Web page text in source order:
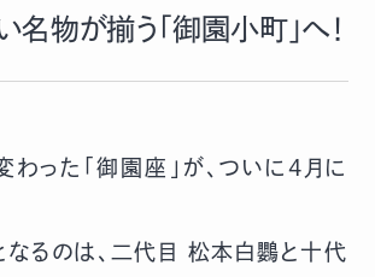
名物が揃う「御園小町」へ！
わった「御園座」が、ついに4月に
なるのは、二代目 松本白鸚と十代